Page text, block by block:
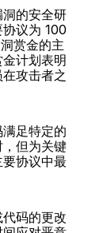
的安全研
议为 100
赏金的主
计划表明
攻击者之
足特定的
但为关键
协议中最
码的更改